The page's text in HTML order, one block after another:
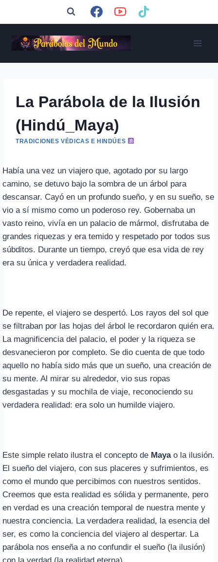
La Parábola de la Ilusión
(Hindú_Maya)
TRADICIONES VÉDICAS E HINDÚES
Había una vez un viajero que, agotado por su largo
camino, se detuvo bajo la sombra de un árbol para
descansar. Cayó en un profundo sueño, y en su sueño, se
vio a sí mismo como un poderoso rey. Gobernaba un
vasto reino, vivía en un palacio de mármol, disfrutaba de
grandes riquezas y era temido y respetado por todos sus
súbditos. Durante un tiempo, creyó que esa vida de rey
era su única y verdadera realidad.
De repente, el viajero se despertó. Los rayos del sol que
se filtraban por las hojas del árbol le recordaron quién era.
La magnificencia del palacio, el poder y la riqueza se
desvanecieron por completo. Se dio cuenta de que todo
aquello no había sido más que un sueño, una creación de
su mente. Al mirar su alrededor, vio sus ropas
desgastadas y su mochila de viaje, reconociendo su
verdadera realidad: era solo un humilde viajero.
Este simple relato ilustra el concepto de Mayao la ilusión.
El sueño del viajero, con sus placeres y sufrimientos, es
como el mundo que percibimos con nuestros sentidos.
Creemos que esta realidad es sólida y permanente, pero
en verdad es una creación temporal de nuestra mente y
nuestra conciencia. La verdadera realidad, la esencia del
ser, es como la conciencia del viajero al despertar. La
parábola nos enseña a no confundir el sueño (la ilusión)